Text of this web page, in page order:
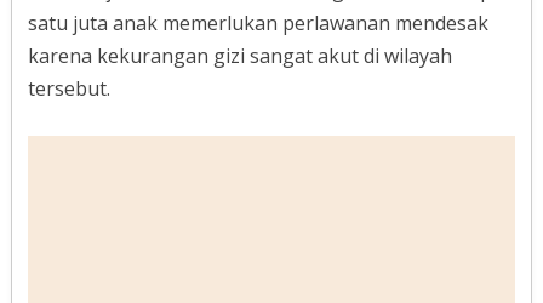
satu juta anak memerlukan perlawanan mendesak
karena kekurangan gizi sangat akut di wilayah
tersebut.